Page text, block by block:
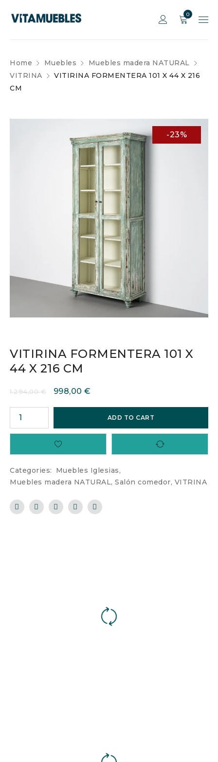
0
Home Muebles
Muebles madera NATURAL
VITRINA
VITIRINA FORMENTERA 101 X 44 X 216
CM
-23%
VITIRINA FORMENTERA 101 X
44 X 216 CM
1.294,00€ 998,00 €
ADD TO CART
Categories: Muebles Iglesias,
Muebles madera NATURAL, Salón comedor, VITRINA